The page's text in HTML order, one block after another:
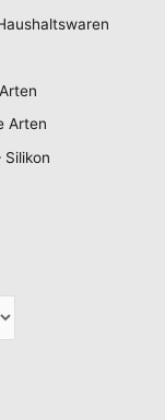
Arten
Silikon